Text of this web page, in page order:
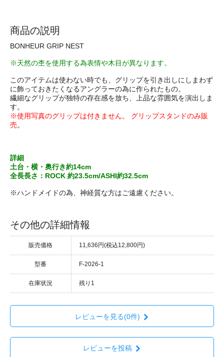
商品の説明
BONHEUR GRIP NEST
※天然の杢を使用する為表情や木目が異なります。
このアイテムは使わない時でも、グリップを引き出しにしまわず
に飾っておきたくなるアングラーの為に作られたもの。
繊細なグリップが独特の存在感を放ち、上品な雰囲気を演出しま
す。
※使用写真のグリップは付きません。 グリップスタンドのみ販
売。
詳細
土台・横・奥行き約14cm
全長長さ：ROCK 約23.5cm/ASHI約32.5cm
※ハンドメイドの為、神経質な方はご遠慮ください。
その他の詳細情報
販売価格 11,636円(税込12,800円)
型番 F-2026-1
在庫状況 残り1
レビューを見る(0件)
レビューを投稿